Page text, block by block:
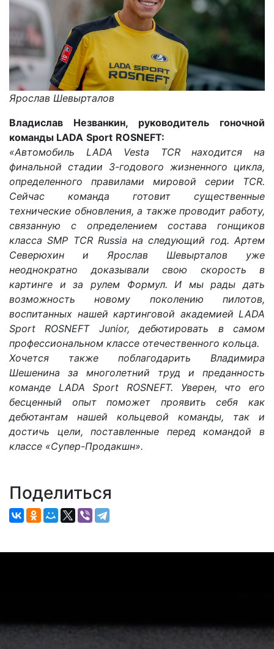
Ярослав Шевырталов
Владислав Незванкин, руководитель гоночной
команды LADA Sport ROSNEFT:
«Автомобиль LADA Vesta TCR
находится на
финальной стадии 3-годового жизненного цикла,
определенного правилами мировой серии TCR.
Сейчас команда готовит существенные
технические обновления, а также проводит работу,
связанную с определением состава гонщиков
классаSMP TCR Russia на следующий год. Артем
Северюхин и Ярослав Шевырталов уже
неоднократно доказывали свою скорость в
картинге и за рулем Формул. И мы рады дать
возможность новому поколению пилотов,
воспитанных нашей картинговой академией LADA
Sport
ROSNEFT Junior, дебютировать в самом
профессиональном классе отечественного кольца.
Хочется также поблагодарить Владимира
Шешенина за многолетний труд и преданность
команде LADA Sport ROSNEFT. Уверен, что его
бесценный опыт поможет проявить себя как
дебютантам нашей кольцевой команды, так и
достичь цели, поставленные перед командой в
классе «Супер-Продакшн».
Поделиться